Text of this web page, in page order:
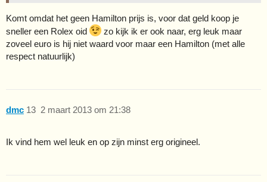
Komt omdat het geen Hamilton prijs is, voor dat geld koop je
sneller een Rolex oid
zo kijk ik er ook naar, erg leuk maar
zoveel euro is hij niet waard voor maar een Hamilton (met alle
respect natuurlijk)
dmc 2 maart 2013 om 21:38
13
Ik vind hem wel leuk en op zijn minst erg origineel.